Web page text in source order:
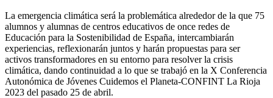
La emergencia climática será la problemática alrededor de la que 75
alumnos y alumnas de centros educativos de once redes de
Educación para la Sostenibilidad de España, intercambiarán
experiencias, reflexionarán juntos y harán propuestas para ser
activos transformadores en su entorno para resolver la crisis
climática, dando continuidad a lo que se trabajó en la X Conferencia
Autonómica de Jóvenes Cuidemos el Planeta-CONFINT La Rioja
2023 del pasado 25 de abril.